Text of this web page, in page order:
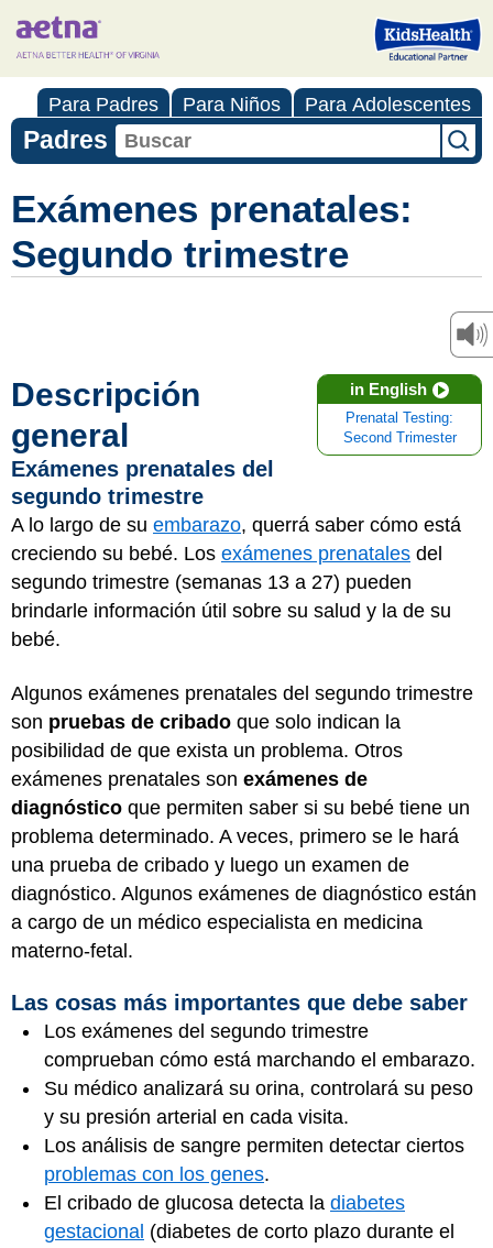
Para Padres Para Niños Para Adolescentes
Padres
Exámenes prenatales:
Segundo trimestre
in English
Prenatal Testing:
Second Trimester
Descripción
general
Exámenes prenatales del
segundo trimestre
A lo largo de su embarazo, querrá saber cómo está
creciendo su bebé. Los exámenes prenatales del
segundo trimestre (semanas 13 a 27) pueden
brindarle información útil sobre su salud y la de su
bebé.
Algunos exámenes prenatales del segundo trimestre
son pruebas de cribado que solo indican la
posibilidad de que exista un problema. Otros
exámenes prenatales son exámenes de
diagnóstico que permiten saber si su bebé tiene un
problema determinado. A veces, primero se le hará
una prueba de cribado y luego un examen de
diagnóstico. Algunos exámenes de diagnóstico están
a cargo de un médico especialista en medicina
materno-fetal.
Las cosas más importantes que debe saber
Los exámenes del segundo trimestre
comprueban cómo está marchando el embarazo.
Su médico analizará su orina, controlará su peso
y su presión arterial en cada visita.
Los análisis de sangre permiten detectar ciertos
problemas con los genes.
El cribado de glucosa detecta la diabetes
gestacional (diabetes de corto plazo durante el